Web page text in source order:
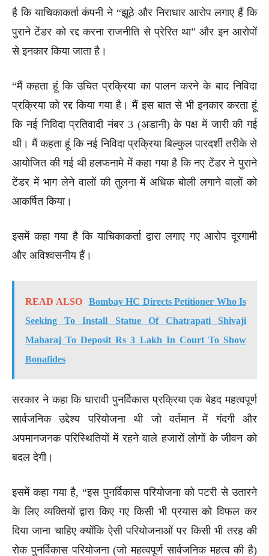
है कि याचिकाकर्ता कंपनी ने “झूठे और निराधार आरोप लगाए हैं कि
पुराने टेंडर को रद्द करना राजनीति से प्रेरित था” और इन आरोपों
से इनकार किया जाता है।
“मैं कहता हूं कि उचित प्रक्रिया का पालन करने के बाद निविदा
प्रक्रिया को रद्द किया गया है। मैं इस बात से भी इनकार करता हूं
कि नई निविदा प्रतिवादी नंबर 3 (अडानी) के पक्ष में जारी की गई
थी। मैं कहता हूं कि नई निविदा प्रक्रिया बिल्कुल पारदर्शी तरीके से
आयोजित की गई थी हलफनामे में कहा गया है कि नए टेंडर ने पुराने
टेंडर में भाग लेने वालों की तुलना में अधिक बोली लगाने वालों को
आकर्षित किया।
इसमें कहा गया है कि याचिकाकर्ता द्वारा लगाए गए आरोप दूरगामी
और अविश्वसनीय हैं।
READ ALSO
Bombay HC Directs Petitioner Who Is
Seeking To Install Statue Of Chatrapati Shivaji
Maharaj To Deposit Rs 3 Lakh In Court To Show
Bonafides
सरकार ने कहा कि धारावी पुनर्विकास प्रक्रिया एक बेहद महत्वपूर्ण
सार्वजनिक उद्देश्य परियोजना थी जो वर्तमान में गंदगी और
अपमानजनक परिस्थितियों में रहने वाले हजारों लोगों के जीवन को
बदल देगी।
इसमें कहा गया है, “इस पुनर्विकास परियोजना को पटरी से उतारने
के लिए व्यक्तियों द्वारा किए गए किसी भी प्रयास को विफल कर
दिया जाना चाहिए क्योंकि ऐसी परियोजनाओं पर किसी भी तरह की
रोक पुनर्विकास परियोजना (जो महत्वपूर्ण सार्वजनिक महत्व की है)